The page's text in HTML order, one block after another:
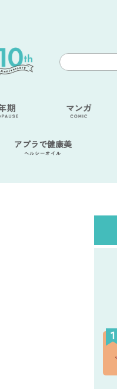
アブラで健康美
ヘルシーオイル